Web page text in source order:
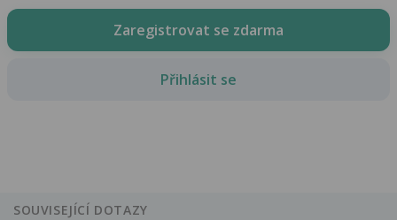
Zaregistrovat se zdarma
Přihlásit se
SOUVISEJÍCÍ DOTAZY